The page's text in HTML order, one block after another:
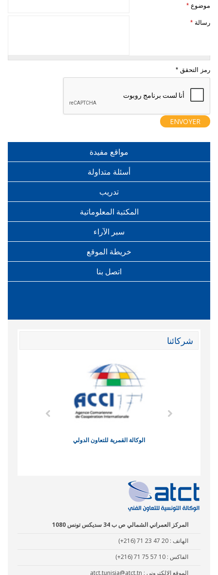
‏موضوع ‏ *
‏رسالة ‏ *
مواقع مفيدة
أسئلة متداولة
تدريب
المكتبة المعلوماتية
سبر الآراء
خريطة الموقع
اتصل بنا
شركائنا
الوكالة القمرية للتعاون الدولي
المركز العمراني الشمالي ص ب 34 سديكس تونس 1080
الهاتف : (+216) 71 23 47 20
الفاكس : (+216) 71 75 57 10
الموقع الالكتروني : atct.tunisia@atct.tn